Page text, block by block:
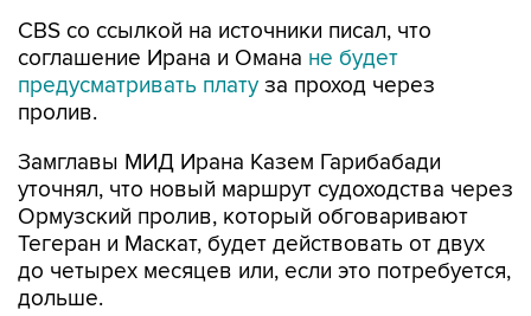
CBS со ссылкой на источники писал, что
соглашение Ирана и Омана не будет
предусматривать плату за проход через
пролив.
Замглавы МИД Ирана Казем Гарибабади
уточнял, что новый маршрут судоходства через
Ормузский пролив, который обговаривают
Тегеран и Маскат, будет действовать от двух
до четырех месяцев или, если это потребуется,
дольше.